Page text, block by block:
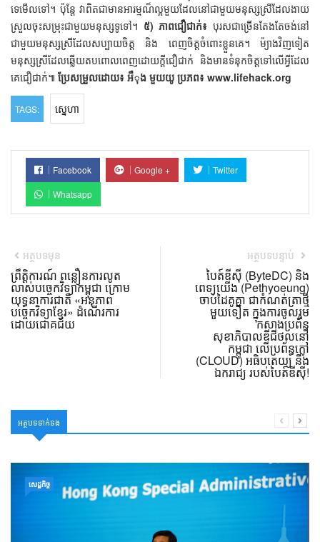
ទេមើលទៅ។ ប៉ុន្តែ វាពិតជាមានអារម្មណ៏ល្អមួយដែលនៅជាមួយមនុស្សស្រីដែលងាយ
ស្រួលចុះសម្រុះជាមួយមនុស្សទូទៅ។ ៥) ភាពជឿជាក់៖ បុរសជាច្រើនតែងតែចង់នៅ
ជាមួយមនុស្សស្រីដែលសប្បាយចិត្ត និង ពេញចិត្តចំពោះខ្លួនគេ។ ម៉្យាងវិញទៀត
មនុស្សស្រីដែលឆ្លើយតបពោលពេញដោយក្តីជឿជាក់ និងមានទំនុកចិត្តទៅលើអ្វីដែល
គេជឿជាក់៕ ប្រែសម្រួលដោយ៖ អឹុង មួយយូ ប្រភព៖ www.lifehack.org
TAGS: ស្នេហា
Facebook Google +
Twitter
Whatsapp
អត្ថបទមុន
ព្រឹត្តិការណ៍ ពន្លឿនការលូត
លាស់បច្ចេកវិទ្យាកម្ពុជា ក្រោម
យុទ្ធនាការជាតិ «អនុភាព
បច្ចេកវិទ្យាខ្មែរ» ដំណើរការ
ដោយជោគជ័យ
អត្ថបទបន្ទាប់
បៃត៍ឌីស៊ី (ByteDC) និង
ពេទ្យយើង (Pethyoeung)
ចាប់ដៃគូគ្នា ជាកំណត់ត្រាថ្មី
មួយទៀត ក្នុងការចូលរួម
កសាងប្រព័ន្ធ
សុខាភិបាលឌីជីថល​នៅ
កម្ពុជា លើប្រព័ន្ធក្លៅ
(CLOUD) អធិបតេយ្យ និង
ឯករាជ្យ របស់បៃត៍ឌីស៊ី!
អត្ថបទទាក់ទង
សេដ្ឋកិច្ច